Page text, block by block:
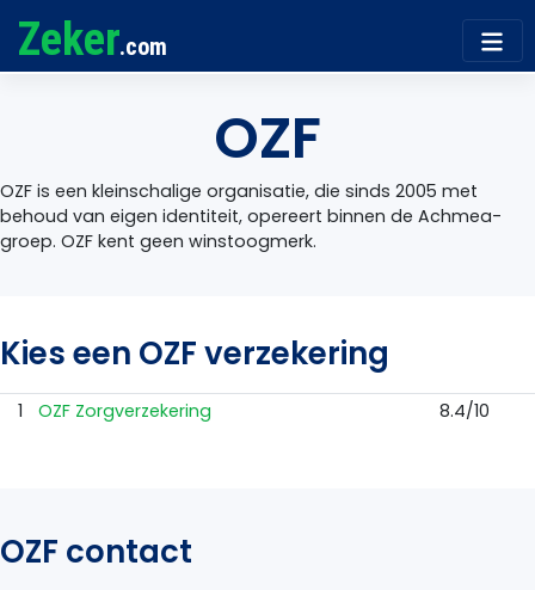
Zeker.com
OZF
OZF is een kleinschalige organisatie, die sinds 2005 met
behoud van eigen identiteit, opereert binnen de Achmea-
groep. OZF kent geen winstoogmerk.
Kies een OZF verzekering
1 OZF Zorgverzekering 8.4/10
OZF contact